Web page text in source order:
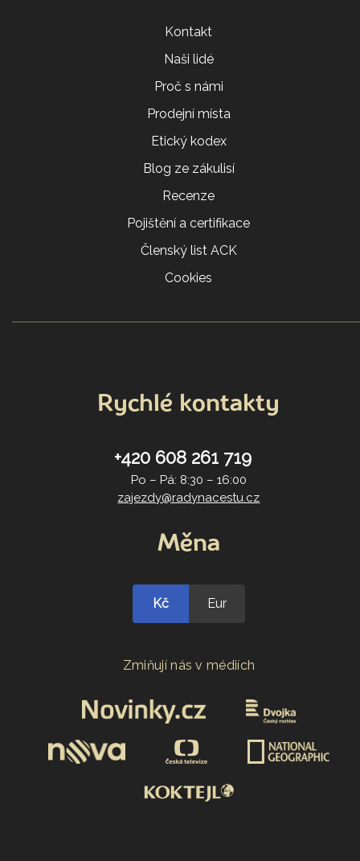
Kontakt
Naši lidé
Proč s námi
Prodejní místa
Etický kodex
Blog ze zákulisí
Recenze
Pojištění a certifikace
Členský list ACK
Cookies
Rychlé kontakty
+420 608 261 719
Po – Pá: 8:30 – 16:00
zajezdy@radynacestu.cz
Měna
Kč Eur
Zmiňují nás v médiích